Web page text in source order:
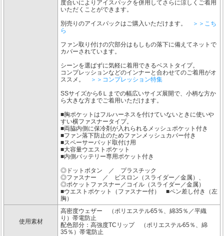
度合いによりアイスパックを併用してさらに涼しくご着用
いただくことができます。
別売りのアイスパックはご購入いただけます。
＞＞こち
ら
ファン取り付けの穴部分はもしもの落下に備えてネットで
カバーされています。
シーンを選ばずに気軽に着用できるベストタイプ。
コンプレッションなどのインナーと合わせてのご着用がオ
ススメ。
＞＞コンプレッション特集
SSサイズから6Ｌまでの幅広いサイズ展開で、小柄な方か
ら大きな方までご着用いただけます。
■胸ポケットはフルハーネスを付けていないときに使いや
すい横ファスナータイプ。
■両脇内側に保冷剤が入れられるメッシュポケット付き
■ファン落下防止のためファンメッシュカバー付き
■スペーサーパッド取付け用
■大容量ウエストポケット
■内側バッテリー専用ポケット付き
◎ドットボタン ／ プラスチック
◎ファスナー ／ ビスロン（スライダー／金属）、
◎ポケットファスナー／コイル（スライダー／金属）
■ウエストポケット（ファスナー付） ■ペン差し付き（左
胸）
使用素材
高密度ウェザー （ポリエステル65％、綿35％／平織
り）帯電防止
配色部分：高強度TCリップ （ポリエステル65％、綿
35％）帯電防止